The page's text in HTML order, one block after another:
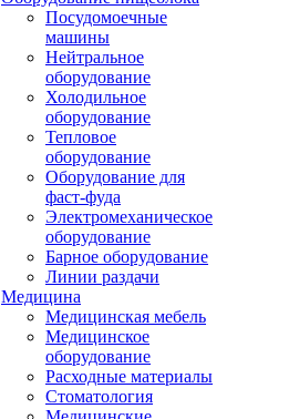
Посудомоечные
машины
Нейтральное
оборудование
Холодильное
оборудование
Тепловое
оборудование
Оборудование для
фаст-фуда
Электромеханическое
оборудование
Барное оборудование
Линии раздачи
Медицина
Медицинская мебель
Медицинское
оборудование
Расходные материалы
Стоматология